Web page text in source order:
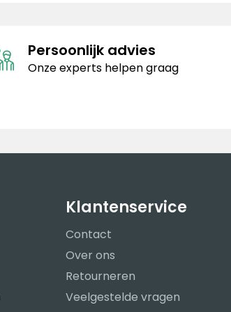
Persoonlijk advies
Onze experts helpen graag
Klantenservice
Contact
Over ons
Retourneren
Veelgestelde vragen